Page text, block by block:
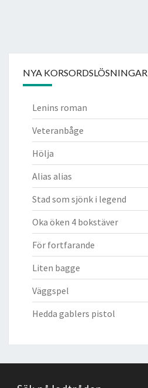
NYA KORSORDSLÖSNINGAR
Lenins roman
Veteranbåge
Hölja
Alias alias
Stad som sjönk i legend
Oka öken 4 bokstäver
För fortfarande
Liten bagge
Väggspel
Hedda gablers pistol